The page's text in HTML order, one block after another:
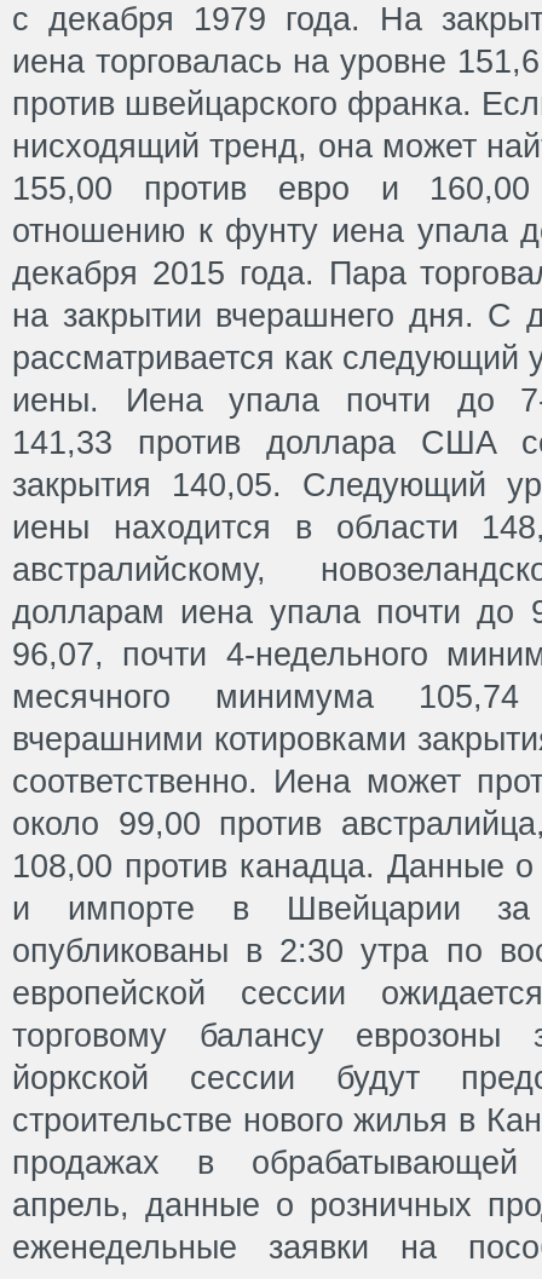
с декабря 1979 года. На
иена торговалась на уровне
против швейцарского франка.
нисходящий тренд, она может
155,00 против евро и
отношению к фунту иена упала
декабря 2015 года. Пара
на закрытии вчерашнего дня. С
рассматривается как следующий
иены. Иена упала почти до
141,33 против доллара США
закрытия 140,05. Следующий
иены находится в области
австралийскому,
долларам иена упала почти до
96,07, почти 4-недельного
месячного минимума
вчерашними котировками
соответственно. Иена может
около 99,00 против
108,00 против канадца. Данные
и импорте в Швейцарии
опубликованы в 2:30 утра по
европейской сессии
торговому балансу
йоркской сессии будут
строительстве нового жилья в
продажах в
апрель, данные о розничных
еженедельные заявки на